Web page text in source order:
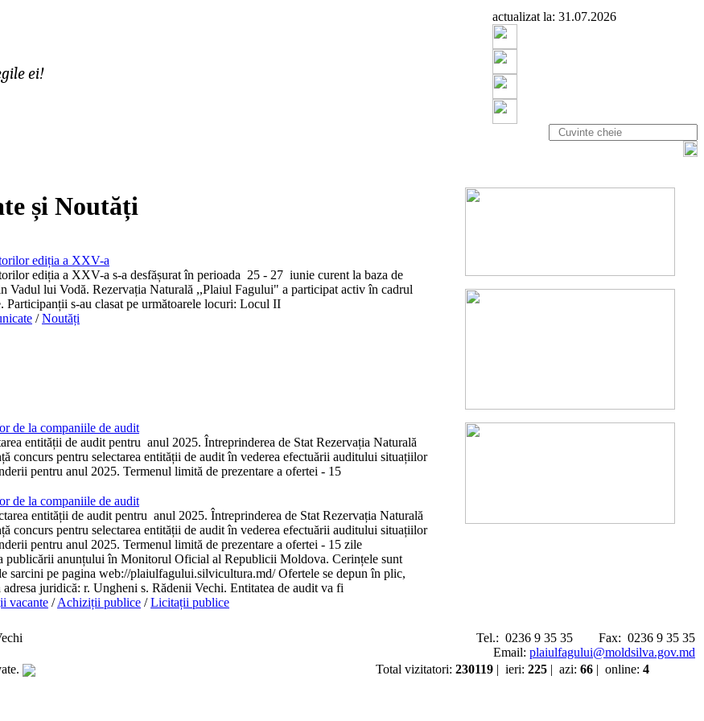
ei!
actualizat la: 31.07.2026
și Noutăți
ediția a XXV-a
ediția a XXV-a s-a desfășurat în perioada 25 - 27 iunie curent la baza de
Vadul lui Vodă. Rezervația Naturală ,,Plaiul Fagului" a participat activ în cadrul
Participanții s-au clasat pe următoarele locuri: Locul II
/Noutăți
de la companiile de audit
entității de audit pentru anul 2025. Întreprinderea de Stat Rezervația Naturală
concurs pentru selectarea entității de audit în vederea efectuării auditului situațiilor
pentru anul 2025. Termenul limită de prezentare a ofertei - 15
de la companiile de audit
entității de audit pentru anul 2025. Întreprinderea de Stat Rezervația Naturală
concurs pentru selectarea entității de audit în vederea efectuării auditului situațiilor
pentru anul 2025. Termenul limită de prezentare a ofertei - 15 zile
publicării anunțului în Monitorul Oficial al Republicii Moldova. Cerințele sunt
sarcini pe pagina web://plaiulfagului.silvicultura.md/ Ofertele se depun în plic,
adresa juridică: r. Ungheni s. Rădenii Vechi. Entitatea de audit va fi
vacante /Achiziții publice /Licitații publice
Tel.: 0236 9 35 35 Fax: 0236 9 35 35
Email: plaiulfagului@moldsilva.gov.md
Total vizitatori: 230119 | ieri: 225 | azi: 66 | online: 4